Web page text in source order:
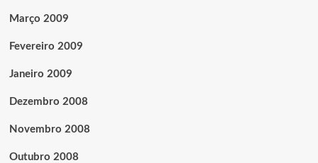
Março 2009
Fevereiro 2009
Janeiro 2009
Dezembro 2008
Novembro 2008
Outubro 2008